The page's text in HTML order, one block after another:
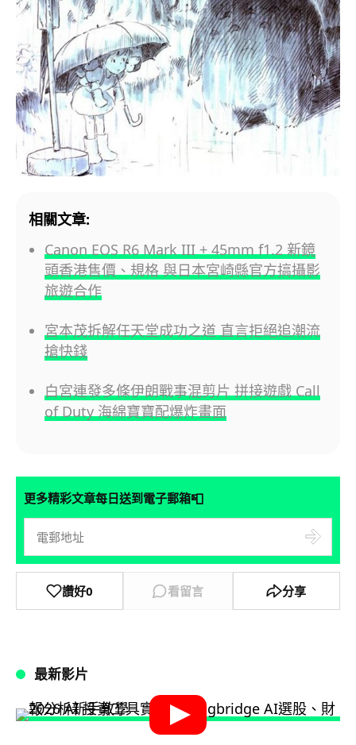
相關文章:
Canon EOS R6 Mark III + 45mm f1.2 新鏡
頭香港售價、規格 與日本宮崎縣官方搞攝影
旅遊合作
宮本茂拆解任天堂成功之道 直言拒絕追潮流
搶快錢
白宮連發多條伊朗戰事混剪片 拼接遊戲 Call
of Duty 海綿寶寶配爆炸畫面
更多精彩文章每日送到電子郵箱📮
讚好0 看留言 分享
最新影片